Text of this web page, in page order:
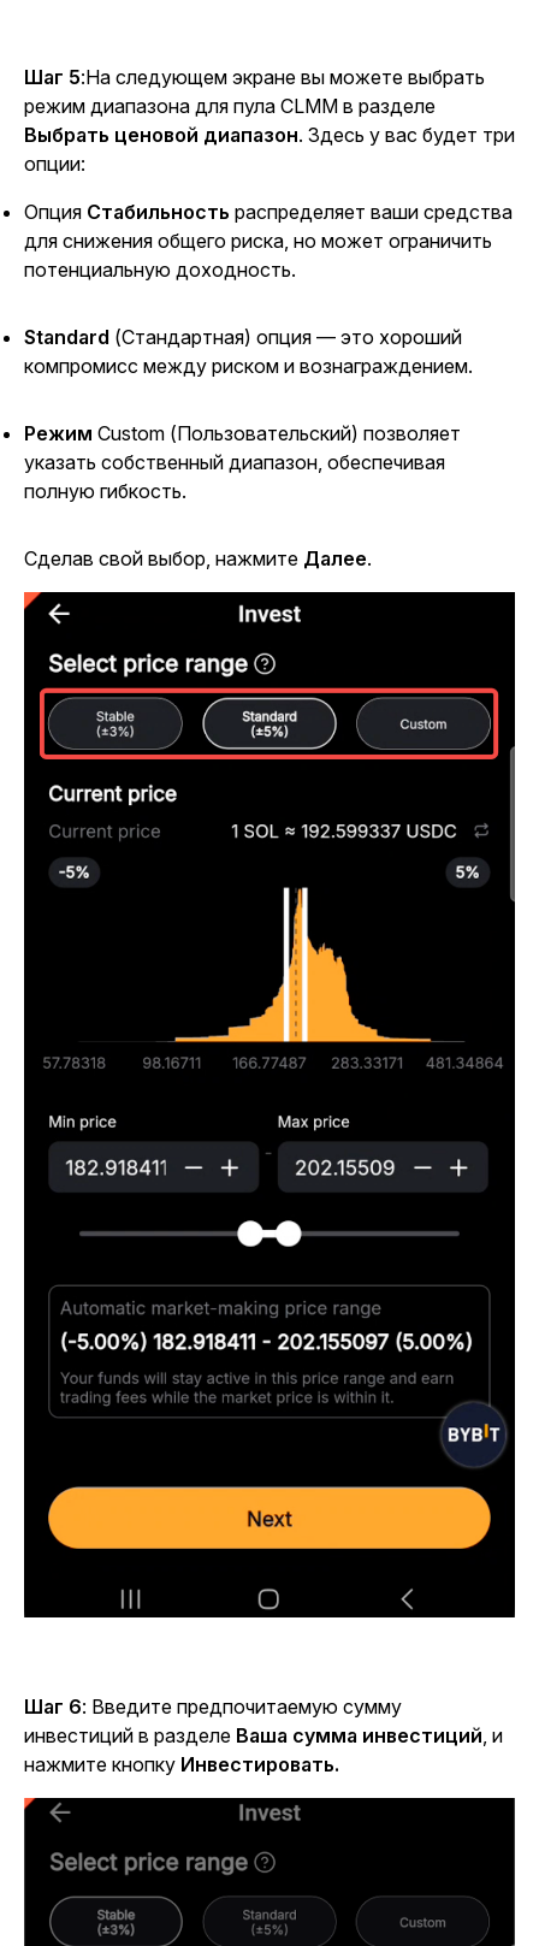
Шаг 5:На следующем экране вы можете выбрать
режим диапазона для пула CLMM в разделе
Выбрать ценовой диапазон. Здесь у вас будет три
опции:
Опция Стабильность распределяет ваши средства
для снижения общего риска, но может ограничить
потенциальную доходность.
Standard (Стандартная) опция — это хороший
компромисс между риском и вознаграждением.
Режим Custom (Пользовательский) позволяет
указать собственный диапазон, обеспечивая
полную гибкость.
Сделав свой выбор, нажмите Далее.
Шаг 6: Введите предпочитаемую сумму
инвестиций в разделе Ваша сумма инвестиций, и
нажмите кнопку Инвестировать.